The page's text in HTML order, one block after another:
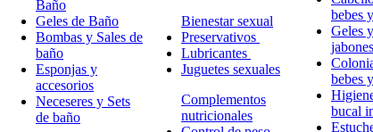
Baño
Geles de Baño
Bombas y Sales de
baño
Esponjas y
accesorios
Neceseres y Sets
de baño
Bienestar sexual
Preservativos
Lubricantes
Juguetes sexuales
Complementos
nutricionales
bebes
Geles y
jabones
bebes
bucal